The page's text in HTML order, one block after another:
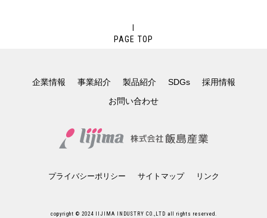
PAGE TOP
企業情報 事業紹介 製品紹介 SDGs
採用情報
お問い合わせ
プライバシーポリシー サイトマップ リンク
copyright © 2024 IIJIMA INDUSTRY CO.,LTD all rights reserved.